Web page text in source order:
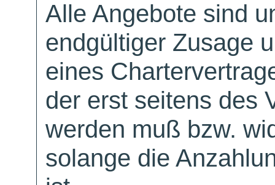
Alle Angebote sind
endgültiger Zusage
eines
der erst seitens des
werden muß bzw.
solange die